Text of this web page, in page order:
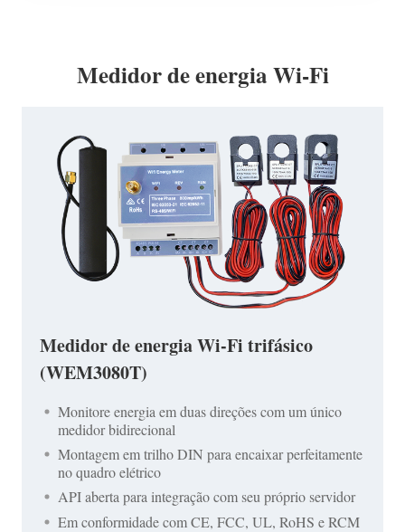
Medidor de energia Wi-Fi
Medidor de energia Wi-Fi trifásico
(WEM3080T)
Monitore energia em duas direções com um único
medidor bidirecional
Montagem em trilho DIN para encaixar perfeitamente
no quadro elétrico
API aberta para integração com seu próprio servidor
Em conformidade com CE, FCC, UL, RoHS e RCM